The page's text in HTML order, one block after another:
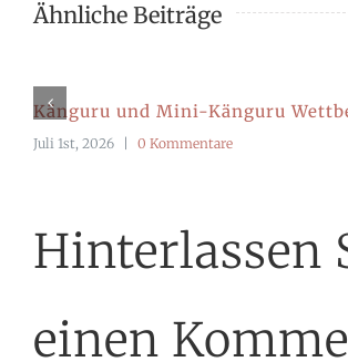
Ähnliche Beiträge
Känguru und Mini-Känguru
Juli 1st, 2026 | 0 Kommentare
Hinterlassen
einen